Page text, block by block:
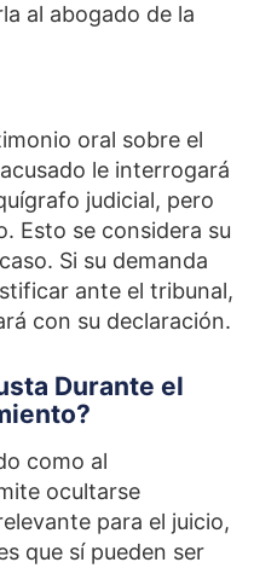
al abogado de la
oral sobre el
le interrogará
judicial, pero
Esto se considera su
Si su demanda
ante el tribunal,
con su declaración.
Durante el
como al
ocultarse
para el juicio,
que sí pueden ser